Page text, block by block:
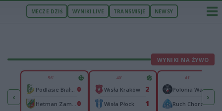
MECZE DZIŚ WYNIKI LIVE TRANSMISJE NEWSY
WYNIKI NA ŻYWO
‹
2
2
56'
0
0
40'
Wisła Kraków 2
Wisła Płock 1
41'
Polonia Warszawa0
Ruch Chorzów 0
›